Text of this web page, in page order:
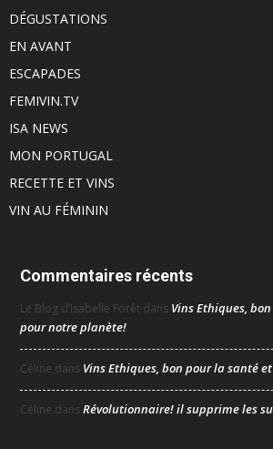
DÉGUSTATIONS
EN AVANT
ESCAPADES
FEMIVIN.TV
ISA NEWS
MON PORTUGAL
RECETTE ET VINS
VIN AU FÉMININ
Commentaires récents
Le Blog d’Isabelle Forêt dans Vins Ethiques,
pour notre planète!
Céline dans Vins Ethiques, bon pour la santé
Céline dansRévolutionnaire! il supprime les